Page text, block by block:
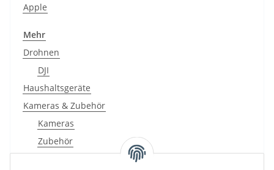
Apple
Mehr
Drohnen
DJI
Haushaltsgeräte
Kameras & Zubehör
Kameras
Zubehör